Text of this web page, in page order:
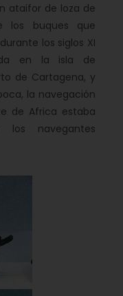
ataifor de loza de
los buques que
los siglos XI
en la isla de
de Cartagena, y
la navegación
de Africa estaba
los navegantes